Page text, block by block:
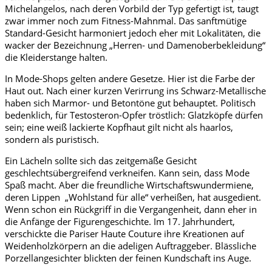
Michelangelos, nach deren Vorbild der Typ gefertigt ist, taugt
zwar immer noch zum Fitness-Mahnmal. Das sanftmütige
Standard-Gesicht harmoniert jedoch eher mit Lokalitäten, die
wacker der Bezeichnung „Herren- und Damenoberbekleidung“
die Kleiderstange halten.
In Mode-Shops gelten andere Gesetze. Hier ist die Farbe der
Haut out. Nach einer kurzen Verirrung ins Schwarz-Metallische
haben sich Marmor- und Betontöne gut behauptet. Politisch
bedenklich, für Testosteron-Opfer tröstlich: Glatzköpfe dürfen
sein; eine weiß lackierte Kopfhaut gilt nicht als haarlos,
sondern als puristisch.
Ein Lächeln sollte sich das zeitgemäße Gesicht
geschlechtsübergreifend verkneifen. Kann sein, dass Mode
Spaß macht. Aber die freundliche Wirtschaftswundermiene,
deren Lippen „Wohlstand für alle“ verheißen, hat ausgedient.
Wenn schon ein Rückgriff in die Vergangenheit, dann eher in
die Anfänge der Figurengeschichte. Im 17. Jahrhundert,
verschickte die Pariser Haute Couture ihre Kreationen auf
Weidenholzkörpern an die adeligen Auftraggeber. Blässliche
Porzellangesichter blickten der feinen Kundschaft ins Auge.